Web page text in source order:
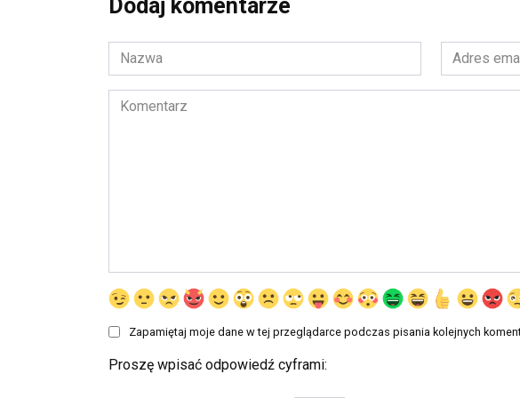
Dodaj komentarze
Nazwa
*
Adres
email
*
Komentarz
Zapamiętaj moje dane w tej przeglądarce podczas pisania kolejnych
Proszę wpisać odpowiedź cyframi: